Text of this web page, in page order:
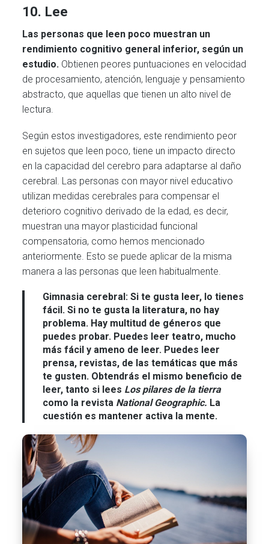
10. Lee
Las personas que leen poco muestran un
rendimiento cognitivo general inferior, según un
estudio. Obtienen peores puntuaciones en velocidad
de procesamiento, atención, lenguaje y pensamiento
abstracto, que aquellas que tienen un alto nivel de
lectura.
Según estos investigadores, este rendimiento peor
en sujetos que leen poco, tiene un impacto directo
en la capacidad del cerebro para adaptarse al daño
cerebral. Las personas con mayor nivel educativo
utilizan medidas cerebrales para compensar el
deterioro cognitivo derivado de la edad, es decir,
muestran una mayor plasticidad funcional
compensatoria, como hemos mencionado
anteriormente. Esto se puede aplicar de la misma
manera a las personas que leen habitualmente.
Gimnasia cerebral:Si te gusta leer, lo tienes
fácil. Si no te gusta la literatura, no hay
problema. Hay multitud de géneros que
puedes probar. Puedes leer teatro, mucho
más fácil y ameno de leer. Puedes leer
prensa, revistas, de las temáticas que más
te gusten. Obtendrás el mismo beneficio de
leer, tanto si lees Los pilares de la tierra
como la revista National Geographic. La
cuestión es mantener activa la mente.